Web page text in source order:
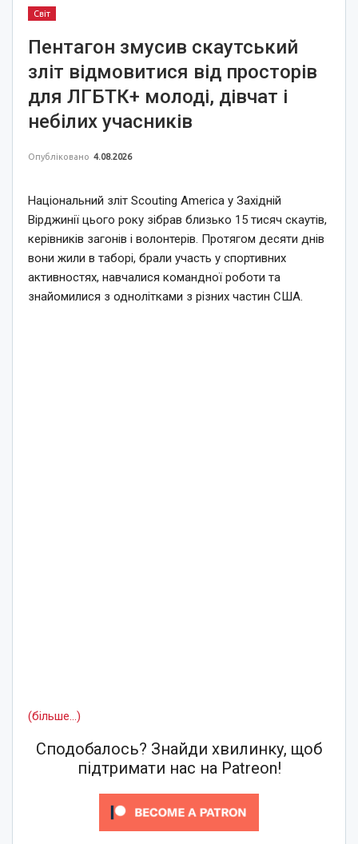
Світ
Пентагон змусив скаутський
зліт відмовитися від просторів
для ЛГБТК+ молоді, дівчат і
небілих учасників
Опубліковано 4.08.2026
Національний зліт Scouting America у Західній
Вірджинії цього року зібрав близько 15 тисяч скаутів,
керівників загонів і волонтерів. Протягом десяти днів
вони жили в таборі, брали участь у спортивних
активностях, навчалися командної роботи та
знайомилися з однолітками з різних частин США.
(більше…)
Сподобалось? Знайди хвилинку, щоб
підтримати нас на Patreon!